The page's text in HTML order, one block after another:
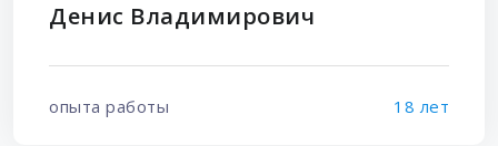
Денис Владимирович
опыта работы 18 лет